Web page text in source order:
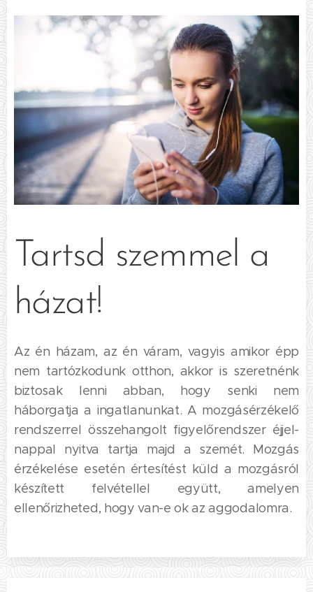
Tartsd szemmel a
házat!
Az én házam, az én váram, vagyis amikor épp
nem tartózkodunk otthon, akkor is szeretnénk
biztosak lenni abban, hogy senki nem
háborgatja a ingatlanunkat. A mozgásérzékelő
rendszerrel összehangolt figyelőrendszer éjjel-
nappal nyitva tartja majd a szemét. Mozgás
érzékelése esetén értesítést küld a mozgásról
készített felvétellel együtt, amelyen
ellenőrizheted, hogy van-e ok az aggodalomra.